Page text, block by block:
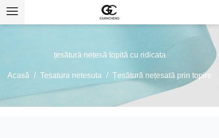
țesătură nețesă topită cu ridicata
Acasă / Tesatura netesuta / Țesătură nețesată prin topire